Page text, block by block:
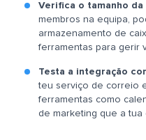
Verifica o tamanho da
membros na equipa,
armazenamento de
ferramentas para gerir
Testa a integração
teu serviço de correio
ferramentas como
de marketing que a tua